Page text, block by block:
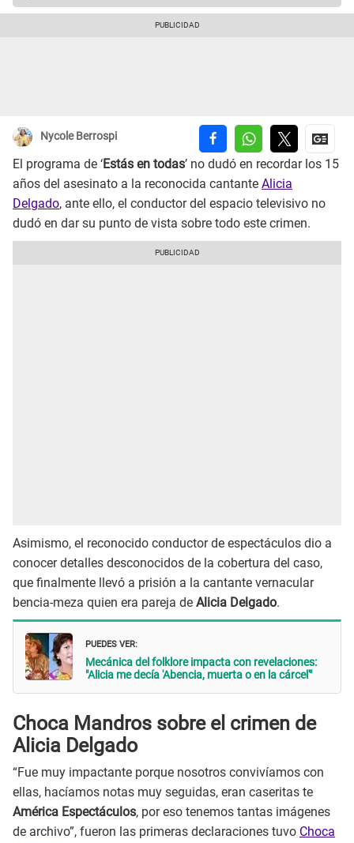
Nycole Berrospi
El programa de ‘Estás en todas’ no dudó en recordar los 15
años del asesinato a la reconocida cantante Alicia
Delgado, ante ello, el conductor del espacio televisivo no
dudó en dar su punto de vista sobre todo este crimen.
Asimismo, el reconocido conductor de espectáculos dio a
conocer detalles desconocidos de la cobertura del caso,
que finalmente llevó a prisión a la cantante vernacular
bencia-meza quien era pareja de Alicia Delgado.
PUEDES VER:
Mecánica del folklore impacta con revelaciones:
"Alicia me decía 'Abencia, muerta o en la cárcel'"
Choca Mandros sobre el crimen de
Alicia Delgado
“Fue muy impactante porque nosotros convivíamos con
ellas, hacíamos notas muy seguidas, eran caseritas te
América Espectáculos, por eso tenemos tantas imágenes
de archivo”, fueron las primeras declaraciones tuvo Choca